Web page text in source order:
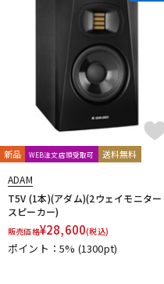
ドラム
キーボード
管楽器
DJ機器
新品 WEB注文店頭受取可 送料無料
ADAM
T5V (1本)(アダム)(2ウェイモニター
スピーカー)
販売価格¥28,600(税込)
ポイント：5% (1300pt)